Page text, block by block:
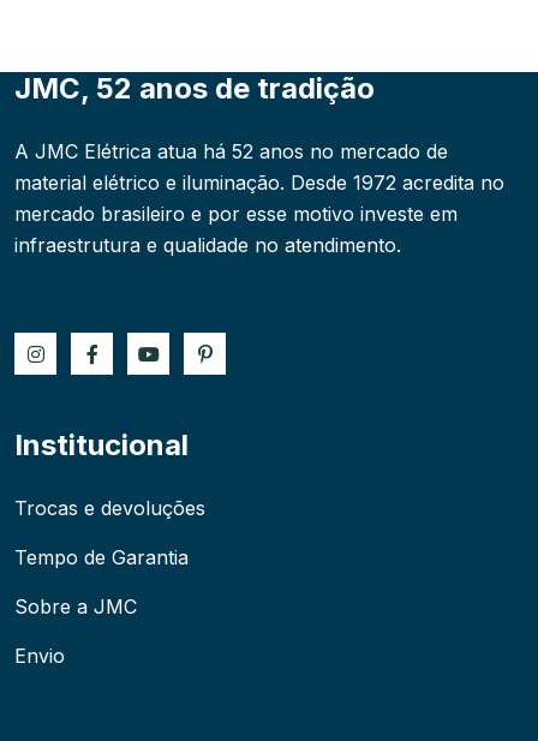
JMC, 52 anos de tradição
A JMC Elétrica atua há 52 anos no mercado de
material elétrico e iluminação. Desde 1972 acredita no
mercado brasileiro e por esse motivo investe em
infraestrutura e qualidade no atendimento.
Institucional
Trocas e devoluções
Tempo de Garantia
Sobre a JMC
Envio